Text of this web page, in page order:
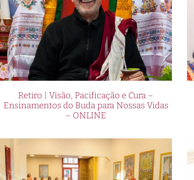
Retiro | Visão, Pacificação e Cura –
Ensinamentos do Buda para Nossas Vidas
– ONLINE